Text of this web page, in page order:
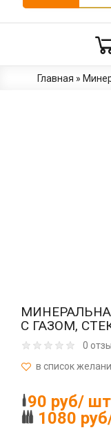
Главная »
С ГАЗОМ,
0
90 руб/
1080